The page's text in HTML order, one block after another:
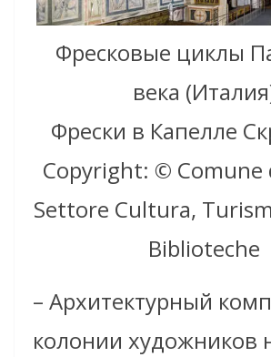
Фресковые циклы
века
Фрески в Капелле
Copyright: © Comune
Settore Cultura,
Biblioteche
– Архитектурный
колонии художников